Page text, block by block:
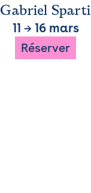
Gabriel Sparti
11 → 16 mars
Réserver